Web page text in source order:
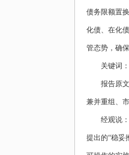
债务限额置
化债、在化
管态势，确
关键词
报告原
兼并重组、
经观说
提出的“稳妥